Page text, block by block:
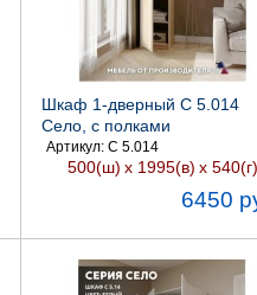
Шкаф 1-дверный С 5.014
Село, с полками
500х1995х540, Боровичи
Мебель
Артикул: С 5.014
500(ш) х 1995(в) х 540(г)
6450